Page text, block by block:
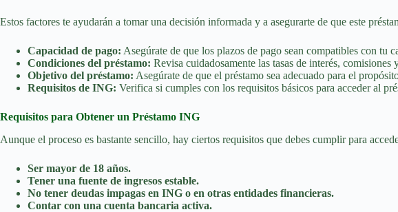
Estos factores te ayudarán a tomar una decisión informada y a asegurarte de que este
Capacidad de pago: Asegúrate de que los plazos de pago sean compatibles con tu
Condiciones del préstamo: Revisa cuidadosamente las tasas de interés, comisiones
Objetivo del préstamo: Asegúrate de que el préstamo sea adecuado para el
Requisitos de ING: Verifica si cumples con los requisitos básicos para acceder al
Requisitos para Obtener un Préstamo ING
Aunque el proceso es bastante sencillo, hay ciertos requisitos que debes cumplir para
Ser mayor de 18 años.
Tener una fuente de ingresos estable.
No tener deudas impagas en ING o en otras entidades financieras.
Contar con una cuenta bancaria activa.